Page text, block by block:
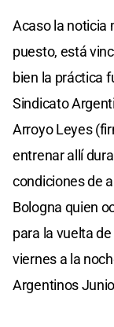
Acaso la noticia
puesto, está
bien la práctica
Sindicato
Arroyo Leyes
entrenar allí
condiciones de
Bologna quien
para la vuelta
viernes a la
Argentinos